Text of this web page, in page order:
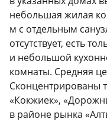
небольшая жилая
м с отдельным
отсутствует, есть
и небольшой
комнаты. Средняя
Сконцентрированы
«Кокжиек»,
в районе рынка